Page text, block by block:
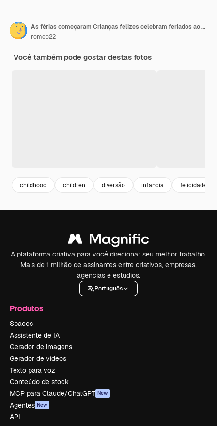
As férias começaram Crianças felizes celebram feriados ao ar livre Meninas sentadas na grama verde Férias escolares Férias de verão e férias Lazer e tempo livre A escola está fora
romeo22
Você também pode gostar destas fotos
childhood children diversão infancia felicidade
A plataforma criativa para você direcionar seu melhor trabalho.
Mais de 1 milhão de assinantes entre criativos, empresas,
agências e estúdios.
Português
Produtos
Spaces
Assistente de IA
Gerador de imagens
Gerador de vídeos
Texto para voz
Conteúdo de stock
MCP para Claude/ChatGPT New
Agentes New
API